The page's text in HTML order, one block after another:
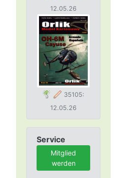
12.05.26
35105:
12.05.26
Service
Mitglied
werden